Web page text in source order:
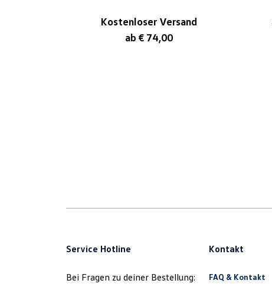
Kostenloser Versand
ab € 74,00
Service Hotline
Bei Fragen zu deiner Bestellung:
Kontakt
FAQ & Kontakt